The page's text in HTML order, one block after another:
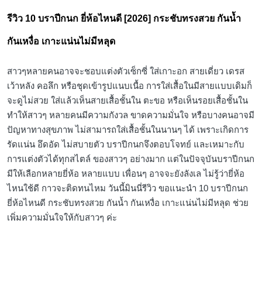
รีวิว 10 บราปีกนก ยี่ห้อไหนดี [2026] กระชับทรงสวย กันน้ำ
กันเหงื่อ เกาะแน่นไม่มีหลุด
สาวๆหลายคนอาจจะชอบแต่งตัวเซ็กซี่ ใส่เกาะอก สายเดี่ยว เดรส
เว้าหลัง คอลึก หรือชุดเข้ารูปแนบเนื้อ การใส่เสื้อในมีสายแบบเดิมก็
จะดูไม่สวย ใส่แล้วเห็นสายเสื้อชั้นใน ตะขอ หรือเห็นรอยเสื้อชั้นใน
ทำให้สาวๆ หลายคนมีความกังวล ขาดความมั่นใจ หรือบางคนอาจมี
ปัญหาทางสุขภาพ ไม่สามารถใส่เสื้อชั้นในนานๆ ได้ เพราะเกิดการ
รัดแน่น อึดอัด ไม่สบายตัว บราปีกนกจึงตอบโจทย์ และเหมาะกับ
การแต่งตัวได้ทุกสไตล์ ของสาวๆ อย่างมาก แต่ในปัจจุบันบราปีกนก
มีให้เลือกหลายยี่ห้อ หลายแบบ เพื่อนๆ อาจจะยังลังเล ไม่รู้ว่ายี่ห้อ
ไหนใช้ดี กาวจะติดทนไหม วันนี้มินนี่รีวิว ขอแนะนำ 10 บราปีกนก
ยี่ห้อไหนดี กระชับทรงสวย กันน้ำ กันเหงื่อ เกาะแน่นไม่มีหลุด ช่วย
เพิ่มความมั่นใจให้กับสาวๆ ค่ะ